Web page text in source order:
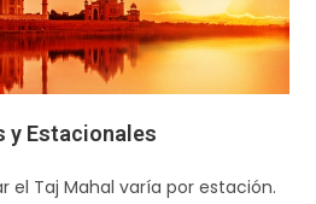
y Estacionales
el Taj Mahal varía por estación.